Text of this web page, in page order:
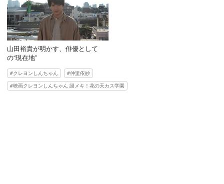
山田裕貴が明かす、俳優として
の“現在地”
クレヨンしんちゃん
仲里依紗
映画クレヨンしんちゃん 謎メキ！花の天カス学園